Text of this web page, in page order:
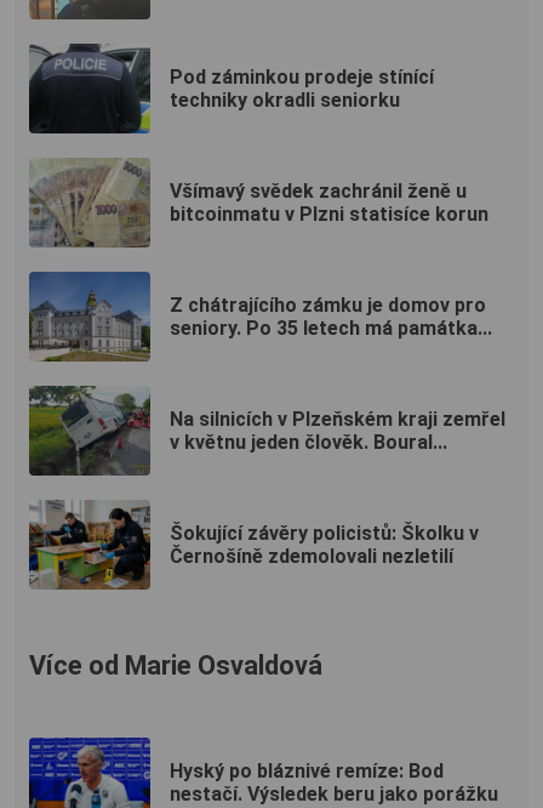
Pod záminkou prodeje stínící
techniky okradli seniorku
Všímavý svědek zachránil ženě u
bitcoinmatu v Plzni statisíce korun
Z chátrajícího zámku je domov pro
seniory. Po 35 letech má památka...
Na silnicích v Plzeňském kraji zemřel
v květnu jeden člověk. Boural...
Šokující závěry policistů: Školku v
Černošíně zdemolovali nezletilí
Více od Marie Osvaldová
Hyský po bláznivé remíze: Bod
nestačí. Výsledek beru jako porážku